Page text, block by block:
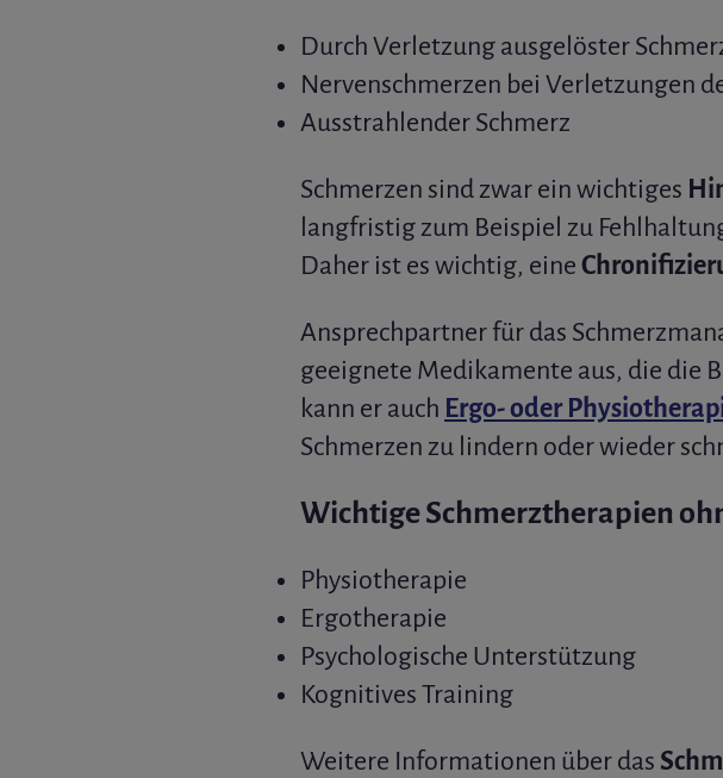
Durch Verletzung ausgelöster
Nervenschmerzen bei Verletzungen
Ausstrahlender Schmerz
Schmerzen sind zwar ein wichtiges
langfristig zum Beispiel zu
Daher ist es wichtig, eine
Ansprechpartner für das
geeignete Medikamente aus, die die
kann er auch Ergo- oder
Schmerzen zu lindern oder wieder
Wichtige Schmerztherapien
Physiotherapie
Ergotherapie
Psychologische Unterstützung
Kognitives Training
Weitere Informationen über das